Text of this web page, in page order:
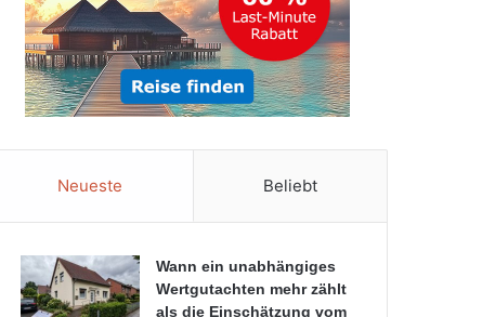
Neueste Beliebt
Wann ein unabhängiges
Wertgutachten mehr zählt
als die Einschätzung vom